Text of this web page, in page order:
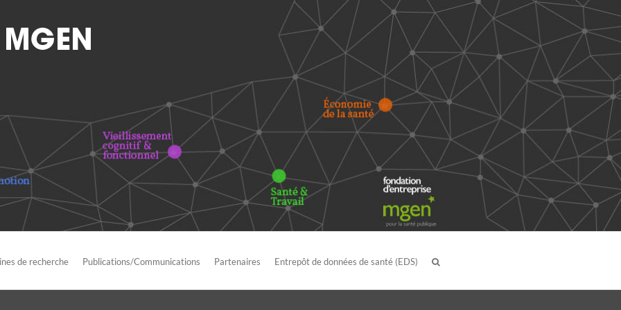
de recherche Publications/Communications Partenaires Entrepôt de données de santé (EDS)